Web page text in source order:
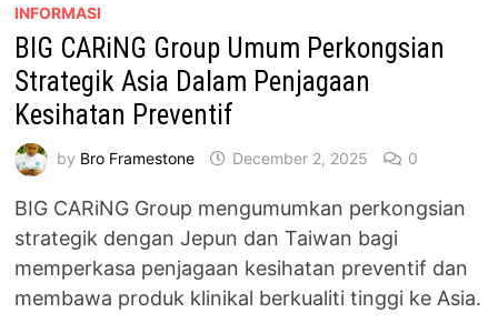
INFORMASI
BIG CARiNG Group Umum Perkongsian
Strategik Asia Dalam Penjagaan
Kesihatan Preventif
by Bro Framestone December 2, 2025 0
BIG CARiNG Group mengumumkan perkongsian
strategik dengan Jepun dan Taiwan bagi
memperkasa penjagaan kesihatan preventif dan
membawa produk klinikal berkualiti tinggi ke Asia.